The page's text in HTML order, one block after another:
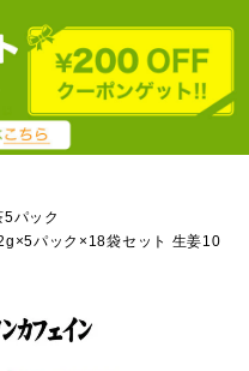
5パック
パック×18袋セット 生姜10